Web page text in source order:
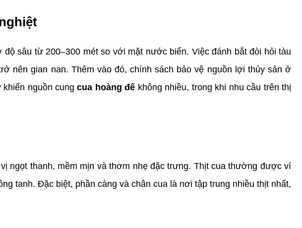
sâu từ 200–300 mét so với mặt nước biển. Việc đánh bắt đòi hỏi tàu
nên gian nan. Thêm vào đó, chính sách bảo vệ nguồn lợi thủy sản ở
khiến nguồn cung cua hoàng đế không nhiều, trong khi nhu cầu trên thị
ngọt thanh, mềm mịn và thơm nhẹ đặc trưng. Thịt cua thường được ví
tanh. Đặc biệt, phần càng và chân cua là nơi tập trung nhiều thịt nhất,